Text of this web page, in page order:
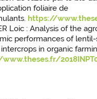
foliaire de
https://
Loic : Analysis of the
performances of
in organic